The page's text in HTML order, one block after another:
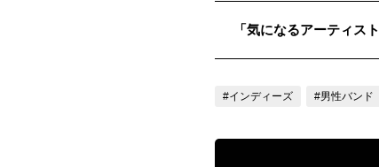
#女性SSW #ロック #男性シン
「気になるアーティス
#インディーズ #男性バンド